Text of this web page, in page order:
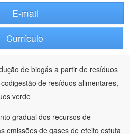
E-mail
Currículo
de biogás a partir de resíduos
de resíduos alimentares,
verde
gradual dos recursos de
emissões de gases de efeito estufa